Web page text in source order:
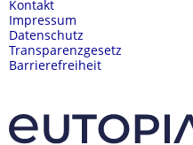
Kontakt
Impressum
Datenschutz
Transparenzgesetz
Barrierefreiheit